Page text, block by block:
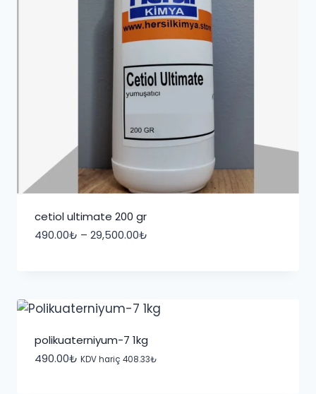
cetiol ultimate 200 gr
490.00₺ – 29,500.00₺Fiyat
polikuaterniyum-7 1kg
490.00₺ KDV hariç 408.33₺